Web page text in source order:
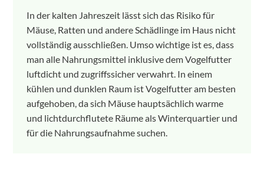
In der kalten Jahreszeit lässt sich das Risiko für
Mäuse, Ratten und andere Schädlinge im Haus nicht
vollständig ausschließen. Umso wichtige ist es, dass
man alle Nahrungsmittel inklusive dem Vogelfutter
luftdicht und zugriffssicher verwahrt. In einem
kühlen und dunklen Raum ist Vogelfutter am besten
aufgehoben, da sich Mäuse hauptsächlich warme
und lichtdurchflutete Räume als Winterquartier und
für die Nahrungsaufnahme suchen.